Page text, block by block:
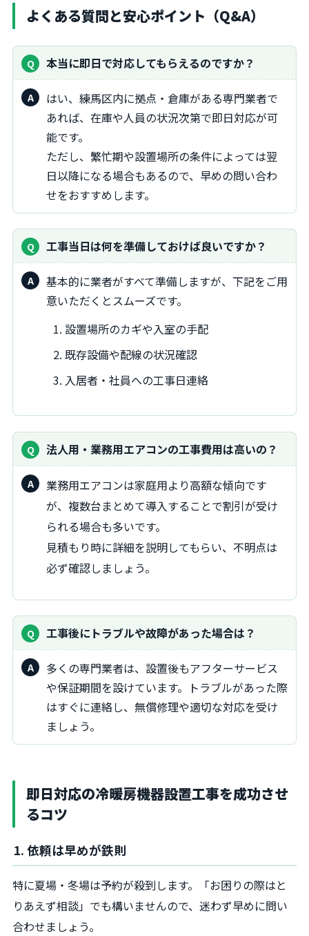
よくある質問と安心ポイント（Q&A）
本当に即日で対応してもらえるのですか？
はい、練馬区内に拠点・倉庫がある専門業者で
あれば、在庫や人員の状況次第で即日対応が可
能です。
ただし、繁忙期や設置場所の条件によっては翌
日以降になる場合もあるので、早めの問い合わ
せをおすすめします。
工事当日は何を準備しておけば良いですか？
基本的に業者がすべて準備しますが、下記をご用
意いただくとスムーズです。
設置場所のカギや入室の手配
既存設備や配線の状況確認
入居者・社員への工事日連絡
法人用・業務用エアコンの工事費用は高いの？
業務用エアコンは家庭用より高額な傾向です
が、複数台まとめて導入することで割引が受け
られる場合も多いです。
見積もり時に詳細を説明してもらい、不明点は
必ず確認しましょう。
工事後にトラブルや故障があった場合は？
多くの専門業者は、設置後もアフターサービス
や保証期間を設けています。トラブルがあった際
はすぐに連絡し、無償修理や適切な対応を受け
ましょう。
即日対応の冷暖房機器設置工事を成功させ
るコツ
1. 依頼は早めが鉄則
特に夏場・冬場は予約が殺到します。「お困りの際はと
りあえず相談」でも構いませんので、迷わず早めに問い
合わせましょう。